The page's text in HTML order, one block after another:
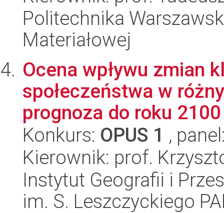
Politechnika
Materiałowej
Ocena wpływu zmian
społeczeństwa w
prognoza do roku 2100
Konkurs: OPUS 1 ,
Kierownik: prof.
Instytut Geografii i
im. S. Leszczyckiego